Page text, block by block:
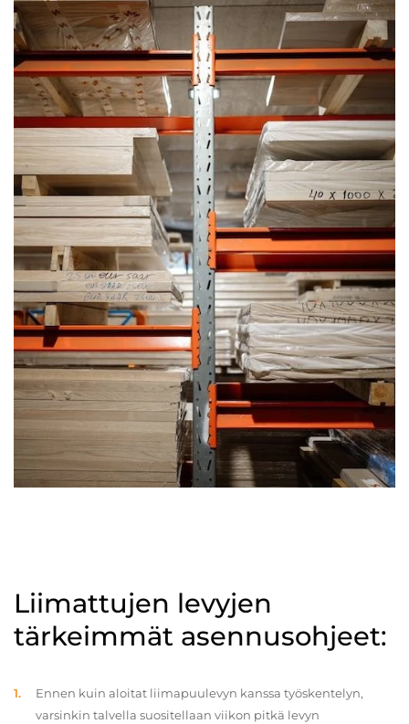
Liimattujen levyjen
tärkeimmät asennusohjeet:
Ennen kuin aloitat liimapuulevyn kanssa työskentelyn,
varsinkin talvella suositellaan viikon pitkä levyn